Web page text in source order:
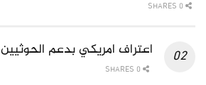
اعتراف امريكي بدعم الحوثيين